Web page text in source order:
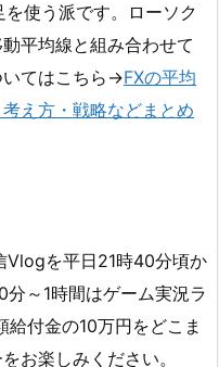
使う派です。ローソク
平均線と組み合わせて
いてはこちら→FXの平均
え方・戦略などまとめ
Vlogを平日21時40分頃か
～1時間はゲーム実況ラ
付金の10万円をどこま
お楽しみください。